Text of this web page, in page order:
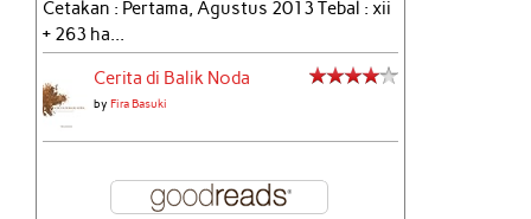
Cetakan : Pertama, Agustus 2013 Tebal : xii
+ 263 ha...
Cerita di Balik Noda
byFira Basuki